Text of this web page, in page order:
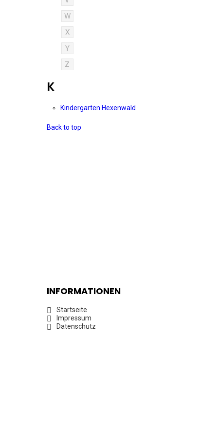
W
X
Y
Z
K
Kindergarten Hexenwald
Back to top
INFORMATIONEN
Startseite
Impressum
Datenschutz